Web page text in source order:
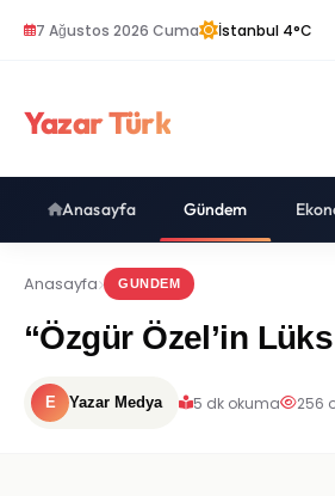
7 Ağustos 2026 Cuma İstanbul 4°C
Yazar Türk
Anasayfa Gündem
Anasayfa GUNDEM
“Özgür Özel’in
E Yazar Medya 5 dk okuma 256